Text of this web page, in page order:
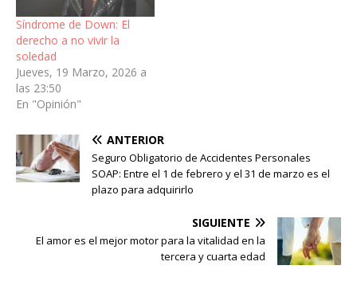
Síndrome de Down: El
derecho a no vivir la
soledad
Jueves, 19 Marzo, 2026 a
las 23:50
En "Opinión"
ANTERIOR
Seguro Obligatorio de Accidentes Personales
SOAP: Entre el 1 de febrero y el 31 de marzo es el
plazo para adquirirlo
SIGUIENTE
El amor es el mejor motor para la vitalidad en la
tercera y cuarta edad